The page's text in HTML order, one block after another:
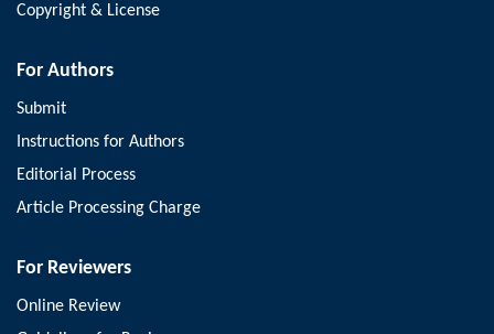
Copyright & License
For Authors
Submit
Instructions for Authors
Editorial Process
Article Processing Charge
For Reviewers
Online Review